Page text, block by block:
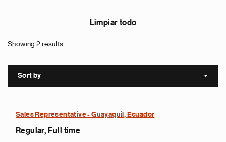
Limpiar todo
Showing 2 results
Sort by Sort
Sales Representative - Guayaquil, Ecuador
Regular, Full time